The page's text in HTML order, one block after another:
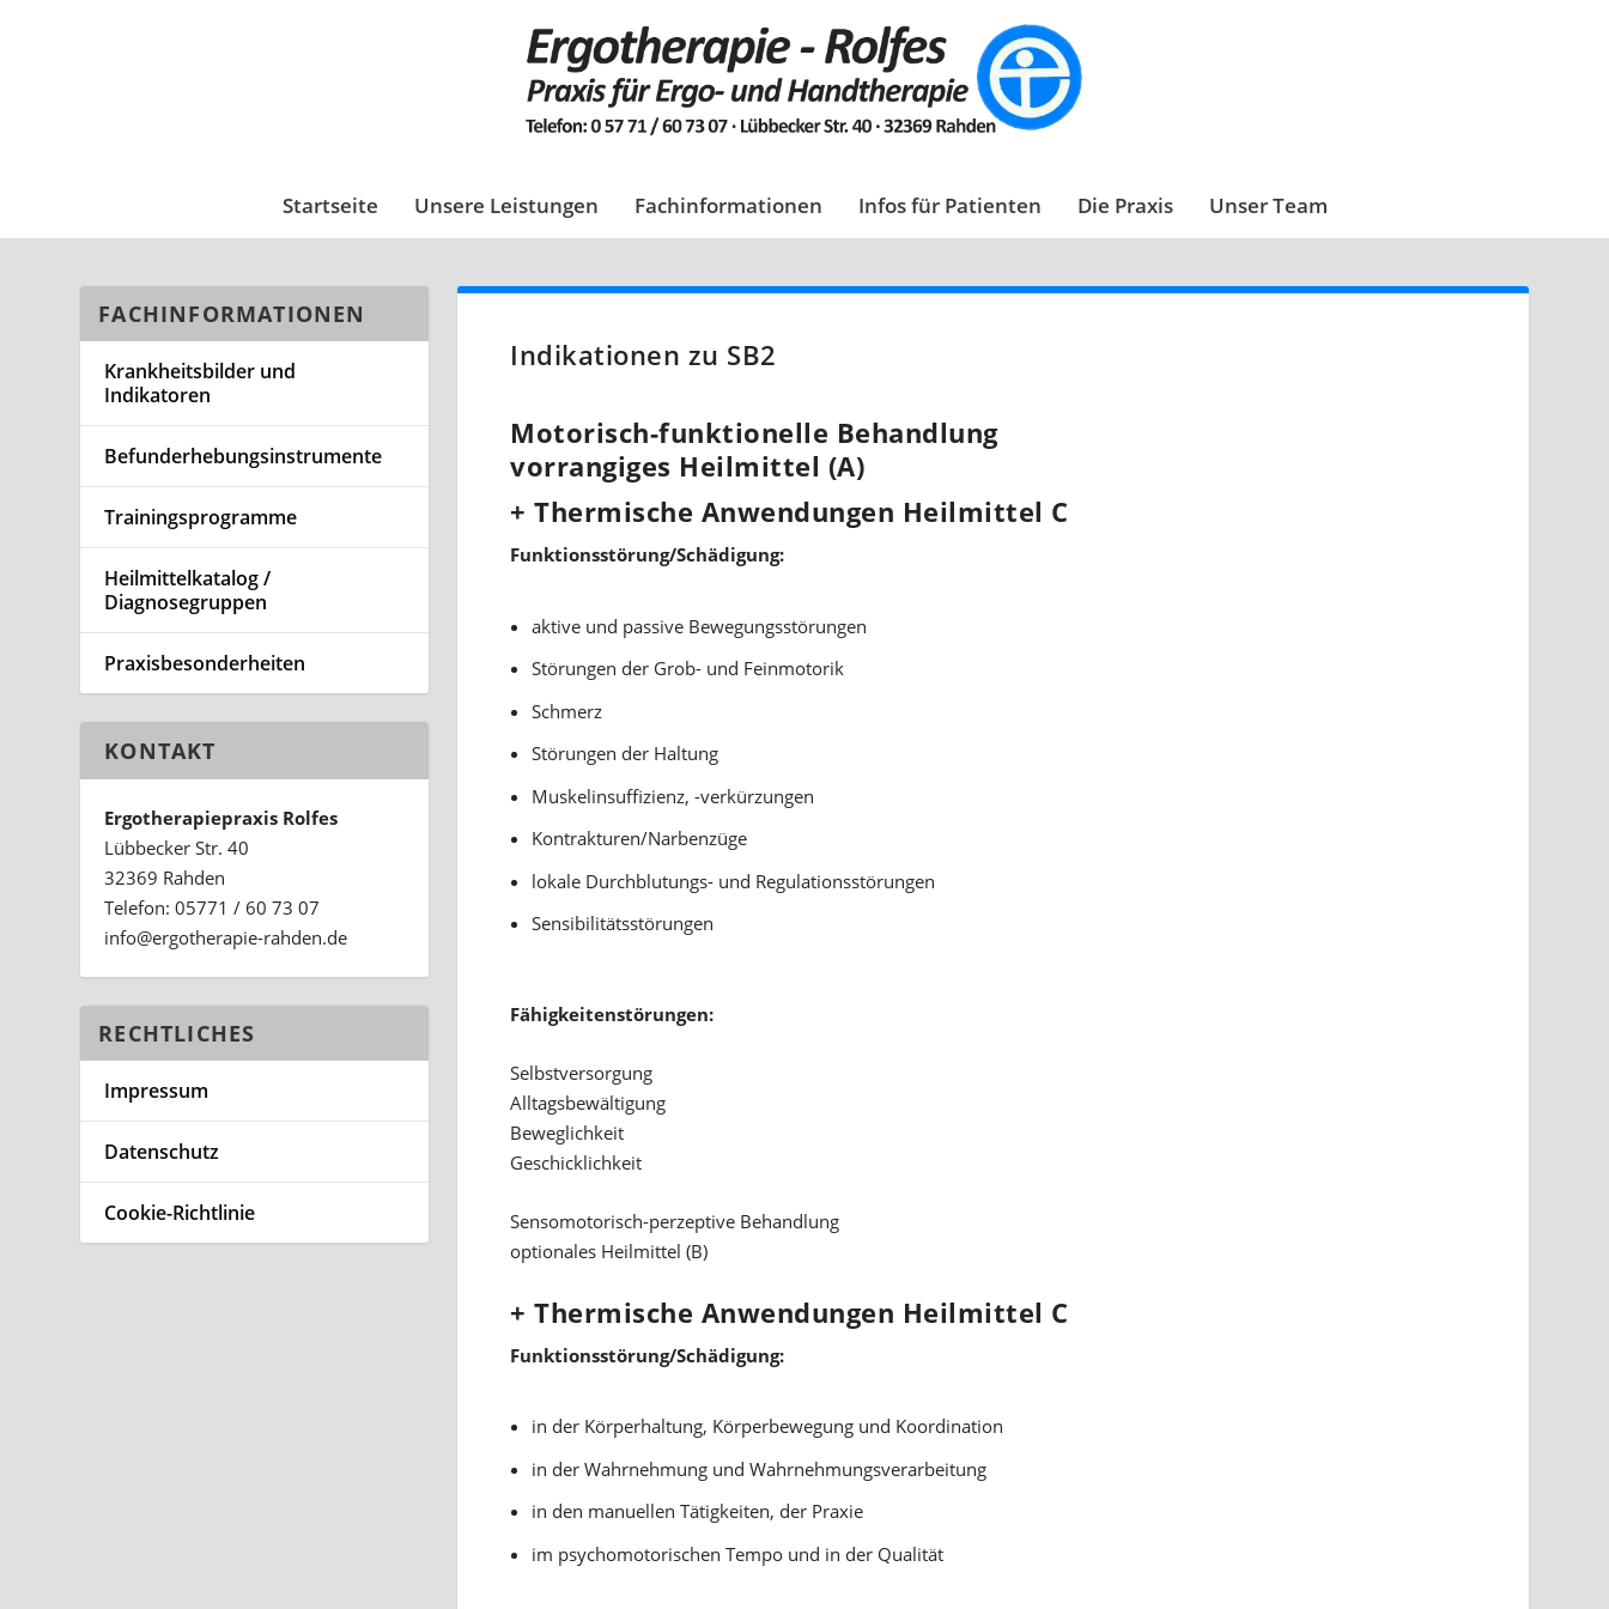
Startseite Unsere Leistungen Fachinformationen Infos für Patienten Die Praxis Unser Team
Indikationen zu SB2
Motorisch-funktionelle Behandlung
vorrangiges Heilmittel (A)
+ Thermische Anwendungen Heilmittel C
Funktionsstörung/Schädigung:
aktive und passive Bewegungsstörungen
Störungen der Grob- und Feinmotorik
Schmerz
Störungen der Haltung
Muskelinsuffizienz, -verkürzungen
Kontrakturen/Narbenzüge
lokale Durchblutungs- und Regulationsstörungen
Sensibilitätsstörungen
Fähigkeitenstörungen:
Selbstversorgung
Alltagsbewältigung
Beweglichkeit
Geschicklichkeit
Sensomotorisch-perzeptive Behandlung
optionales Heilmittel (B)
+ Thermische Anwendungen Heilmittel C
Funktionsstörung/Schädigung:
in der Körperhaltung, Körperbewegung und Koordination
in der Wahrnehmung und Wahrnehmungsverarbeitung
in den manuellen Tätigkeiten, der Praxie
im psychomotorischen Tempo und in der Qualität
FACHINFORMATIONEN
Krankheitsbilder und
Indikatoren
Befunderhebungsinstrumente
Trainingsprogramme
Heilmittelkatalog /
Diagnosegruppen
Praxisbesonderheiten
KONTAKT
Ergotherapiepraxis Rolfes
Lübbecker Str. 40
32369 Rahden
Telefon: 05771 / 60 73 07
ed.nedhar-eiparehtogre@ofni
RECHTLICHES
Impressum
Datenschutz
Cookie-Richtlinie